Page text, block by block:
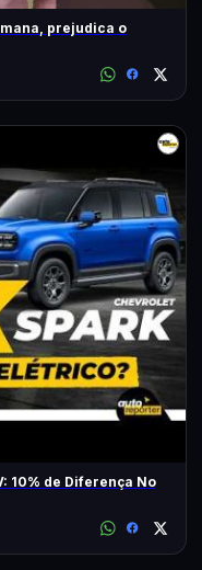
prejudica o
10% de Diferença No